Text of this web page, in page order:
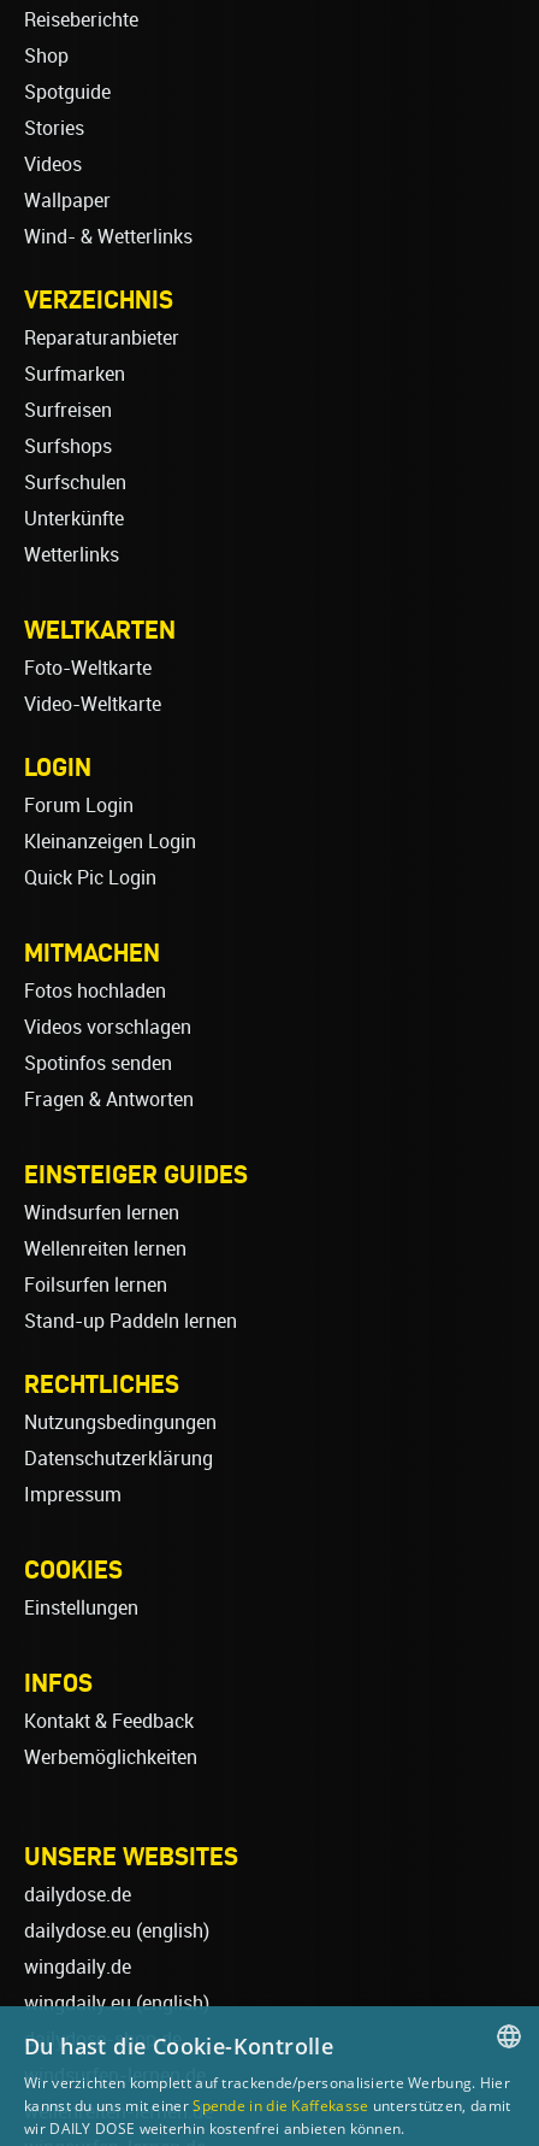
Reiseberichte
Shop
Spotguide
Stories
Videos
Wallpaper
Wind- & Wetterlinks
VERZEICHNIS
Reparaturanbieter
Surfmarken
Surfreisen
Surfshops
Surfschulen
Unterkünfte
Wetterlinks
WELTKARTEN
Foto-Weltkarte
Video-Weltkarte
LOGIN
Forum Login
Kleinanzeigen Login
Quick Pic Login
MITMACHEN
Fotos hochladen
Videos vorschlagen
Spotinfos senden
Fragen & Antworten
EINSTEIGER GUIDES
Windsurfen lernen
Wellenreiten lernen
Foilsurfen lernen
Stand-up Paddeln lernen
RECHTLICHES
Nutzungsbedingungen
Datenschutzerklärung
Impressum
COOKIES
Einstellungen
INFOS
Kontakt & Feedback
Werbemöglichkeiten
UNSERE WEBSITES
dailydose.de
dailydose.eu (english)
wingdaily.de
wingdaily.eu(english)
dailydose-shop.de
windsurfen-lernen.de
wellenreiten-lernen.de
GERMAN
Du hast die Cookie-Kontrolle
Wir verzichten komplett auf trackende/personalisierte Werbung. Hier
kannst du uns mit einerSpende in die Kaffekasse unterstützen, damit
wir DAILY DOSE weiterhin kostenfrei anbieten können.